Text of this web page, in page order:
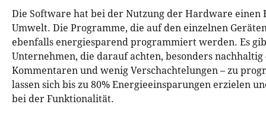
Die Software hat bei der Nutzung der Hardware einen
Umwelt. Die Programme, die auf den einzelnen
ebenfalls energiesparend programmiert werden. Es
Unternehmen, die darauf achten, besonders
Kommentaren und wenig Verschachtelungen – zu
lassen sich bis zu 80% Energieeinsparungen erzielen
bei der Funktionalität.